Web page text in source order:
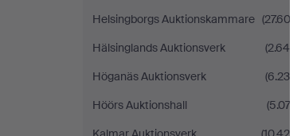
Helsingborgs Auktionskammare (27.602)
Hälsinglands Auktionsverk
(2.649)
Höganäs Auktionsverk
(6.230)
Höörs Auktionshall
(5.072)